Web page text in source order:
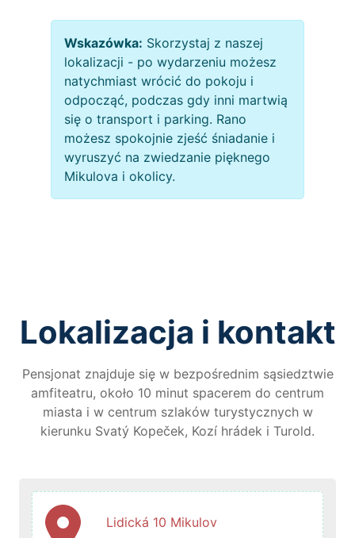
Wskazówka: Skorzystaj z naszej
lokalizacji - po wydarzeniu możesz
natychmiast wrócić do pokoju i
odpocząć, podczas gdy inni martwią
się o transport i parking. Rano
możesz spokojnie zjeść śniadanie i
wyruszyć na zwiedzanie pięknego
Mikulova i okolicy.
Lokalizacja i kontakt
Pensjonat znajduje się w bezpośrednim sąsiedztwie
amfiteatru, około 10 minut spacerem do centrum
miasta i w centrum szlaków turystycznych w
kierunku Svatý Kopeček, Kozí hrádek i Turold.
Lidická 10 Mikulov